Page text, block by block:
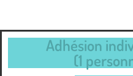
Adhésion
(1